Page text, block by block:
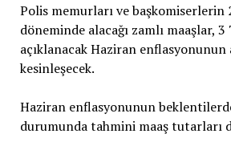
Polis memurları ve başkomiserlerin
döneminde alacağı zamlı maaşlar, 3
açıklanacak Haziran enflasyonunun
kesinleşecek.
Haziran enflasyonunun
durumunda tahmini maaş tutarları